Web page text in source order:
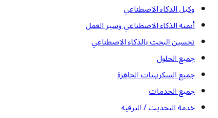
وكيل الذكاء الاصطناعي
أتمتة الذكاء الاصطناعي وسير العمل
تحسين البحث بالذكاء الاصطناعي
جميع الحلول
جميع السكريبتات الجاهزة
جميع الخدمات
خدمة التحديث / الترقية